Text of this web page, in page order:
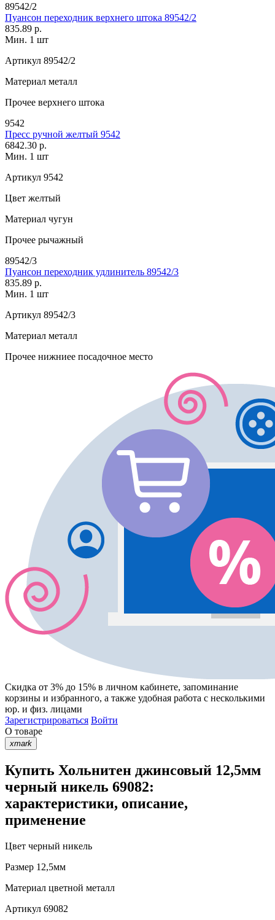
89542/2
Пуансон переходник верхнего штока 89542/2
835.89 р.
Мин. 1 шт
Артикул 89542/2
Материал металл
Прочее верхнего штока
9542
Пресс ручной желтый 9542
6842.30 р.
Мин. 1 шт
Артикул 9542
Цвет желтый
Материал чугун
Прочее рычажный
89542/3
Пуансон переходник удлинитель 89542/3
835.89 р.
Мин. 1 шт
Артикул 89542/3
Материал металл
Прочее нижниее посадочное место
Скидка от 3% до 15% в личном кабинете, запоминание
корзины и избранного, а также удобная работа с несколькими
юр. и физ. лицами
Зарегистрироваться Войти
О товаре
xmark
Купить Хольнитен джинсовый 12,5мм
черный никель 69082:
характеристики, описание,
применение
Цвет черный никель
Размер 12,5мм
Материал цветной металл
Артикул 69082